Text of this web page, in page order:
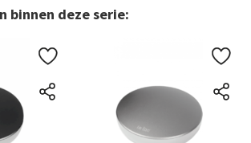
binnen deze serie: